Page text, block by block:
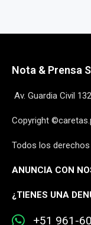
Nota & Prensa
Av. Guardia Civil
Copyright
Todos los
ANUNCIA CON
¿TIENES UNA
+51 961-